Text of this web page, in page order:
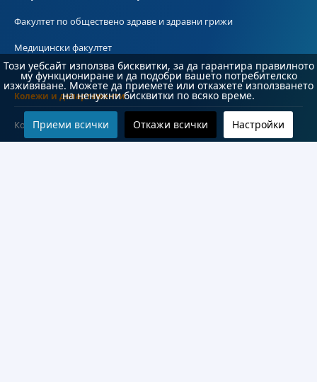
Факултет по обществено здраве и здравни грижи
Медицински факултет
Колежи и департаменти
Колеж по туризъм
Този уебсайт използва бисквитки, за да гарантира правилното
му функциониране и да подобри вашето потребителско
изживяване. Можете да приемете или откажете използването
на ненужни бисквитки по всяко време.
Приеми всички Откажи всички Настройки